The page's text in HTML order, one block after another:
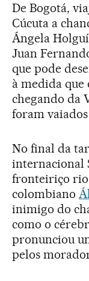
De Bogotá,
Cúcuta a
Ángela
Juan
que pode
à medida
chegando da
foram
No final da
internacional
fronteiriço rio
colombiano
inimigo do
como o
pronunciou
pelos